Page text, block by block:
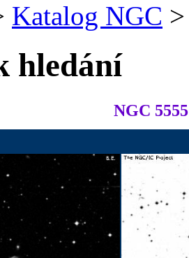
Katalog NGC >
hledání
NGC 5555